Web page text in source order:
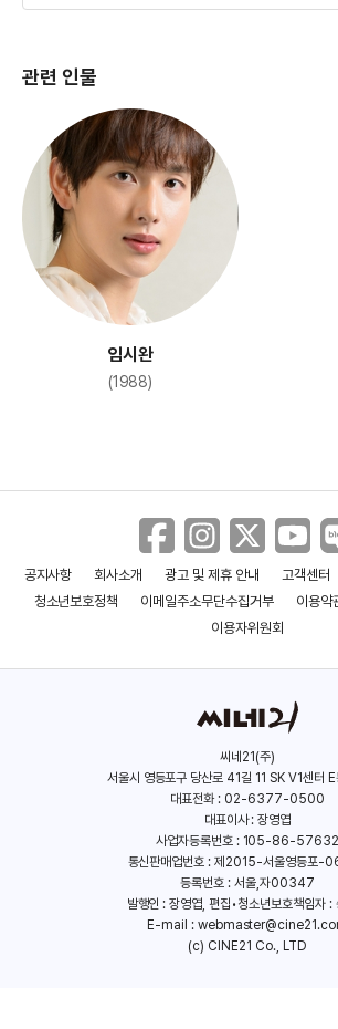
관련 인물
임시완
(1988)
공지사항 회사소개 광고 및 제휴 안내 고객센터
청소년보호정책
이메일주소무단수집거부 이용약
이용자위원회
씨네21(주)
서울시 영등포구 당산로 41길 11 SK V1센터
대표전화 : 02-6377-0500
대표이사 : 장영엽
사업자등록번호 : 105-86-57632
통신판매업번호 : 제2015-서울영등포-
등록번호 : 서울,자00347
발행인 : 장영엽, 편집•청소년보호책임자 :
E-mail :
(c) CINE21 Co., LTD